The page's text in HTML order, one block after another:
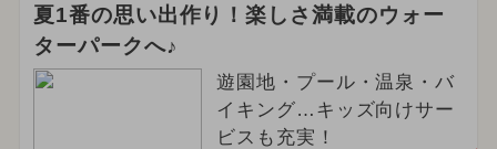
夏1番の思い出作り！楽しさ満載のウォー
ターパークへ♪
遊園地・プール・温泉・バ
イキング…キッズ向けサー
ビスも充実！